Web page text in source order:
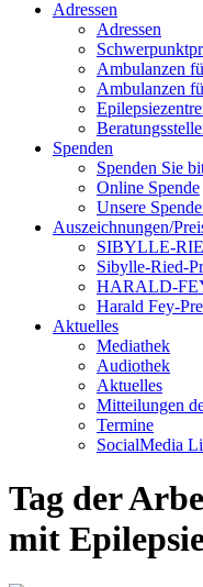
Adressen
Adressen
Ambulanzen
Ambulanzen
Spenden
Spenden Sie
Online Spende
Unsere
Auszeichnungen/
SIBYLLE-
Sibylle-Ried-
HARALD-
Harald Fey-
Aktuelles
Mediathek
Audiothek
Aktuelles
Mitteilungen
Termine
SocialMedia
Tag der
mit